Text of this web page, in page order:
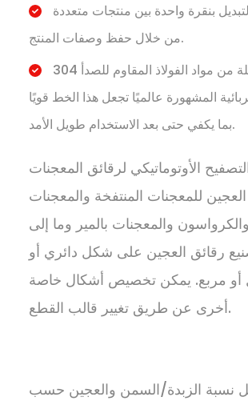
من خلال حفظ وصفات المنتج.
المشهورة عالميًا تجعل هذا الخط قويًا
بما يكفي حتى بعد الاستخدام طويل الأمد.
الأوتوماتيكي لرقائق المعجنات
العجين للمعجنات المنتفخة والمعجنات
والكرواسون والمعجنات بالمير وما إلى
رقائق العجين على شكل دائري أو
مربع. يمكن تخصيص أشكال خاصة
أخرى عن طريق تغيير قالب القطع.
نسبة الزبدة/السمن والعجين حسب